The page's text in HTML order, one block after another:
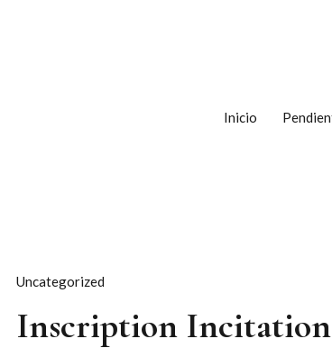
Inicio
Uncategorized
Inscription